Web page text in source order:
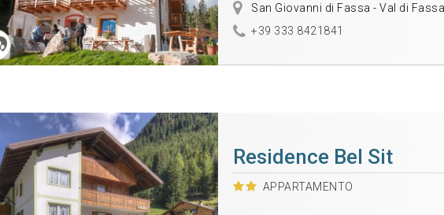
San Giovanni di Fassa - Val di Fassa
+39 333 8421841
Residence Bel Sit
APPARTAMENTO